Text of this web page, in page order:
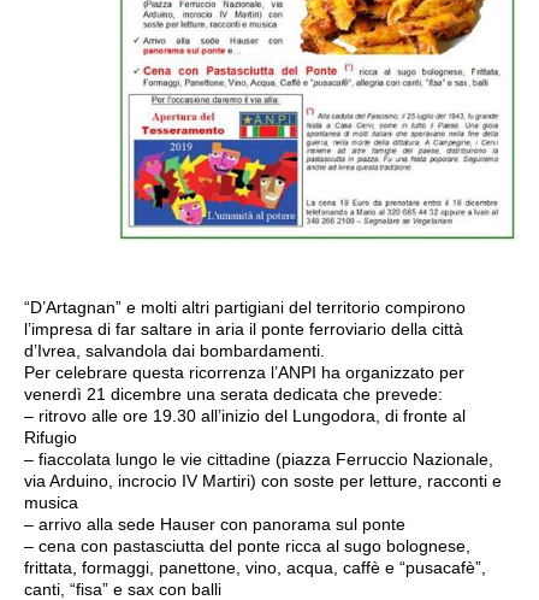
“D’Artagnan” e molti altri partigiani del territorio compirono
l’impresa di far saltare in aria il ponte ferroviario della città
d’Ivrea, salvandola dai bombardamenti.
Per celebrare questa ricorrenza l’ANPI ha organizzato per
venerdì 21 dicembre una serata dedicata che prevede:
– ritrovo alle ore 19.30 all’inizio del Lungodora, di fronte al
Rifugio
– fiaccolata lungo le vie cittadine (piazza Ferruccio Nazionale,
via Arduino, incrocio IV Martiri) con soste per letture, racconti e
musica
– arrivo alla sede Hauser con panorama sul ponte
– cena con pastasciutta del ponte ricca al sugo bolognese,
frittata, formaggi, panettone, vino, acqua, caffè e “pusacafè”,
canti, “fisa” e sax con balli